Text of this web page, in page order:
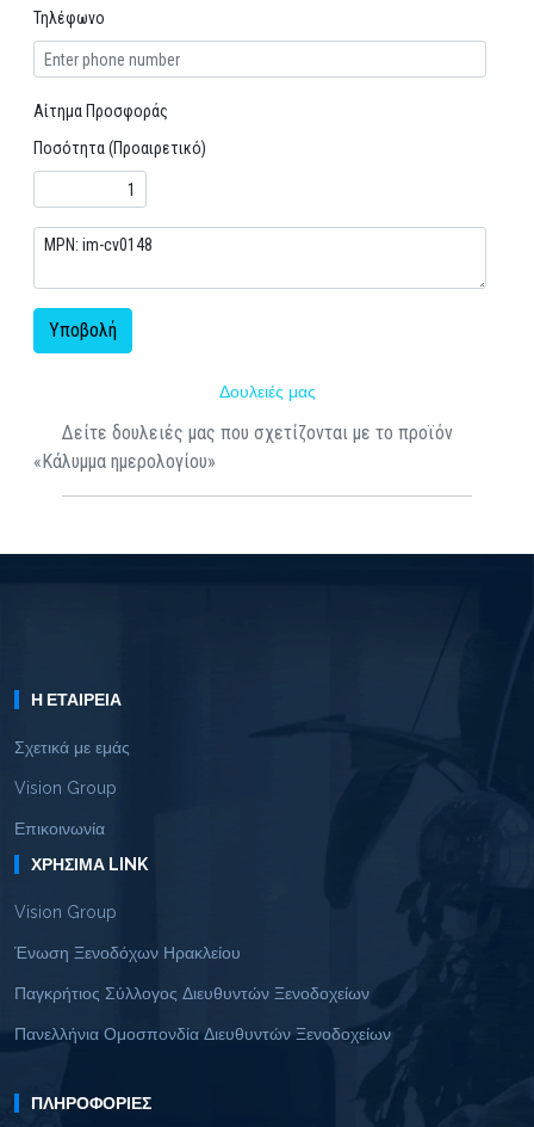
Τηλέφωνο
Αίτημα Προσφοράς
Ποσότητα (Προαιρετικό)
Υποβολή
Δουλειές μας
Δείτε δουλειές μας που σχετίζονται με το προϊόν
«Κάλυμμα ημερολογίου»
Η ΕΤΑΙΡΕΊΑ
Σχετικά με εμάς
Vision Group
Επικοινωνία
ΧΡΉΣΙΜΑ LINK
Vision Group
Ένωση Ξενοδόχων Ηρακλείου
Παγκρήτιος Σύλλογος Διευθυντών Ξενοδοχείων
Πανελλήνια Ομοσπονδία Διευθυντών Ξενοδοχείων
ΠΛΗΡΟΦΟΡΊΕΣ